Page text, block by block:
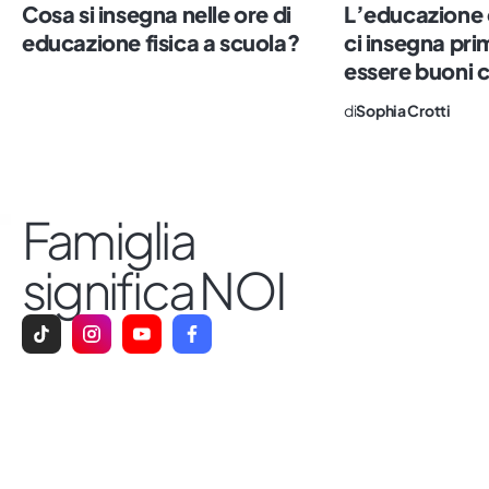
che è ancora scomodo. Impazzisco per il
sushi, il numero sette e le persone vere.
Cosa si insegna nelle ore di
educazione fisica a scuola?
ci insegna
essere buoni
diSophia Crotti
Famiglia
significa NOI